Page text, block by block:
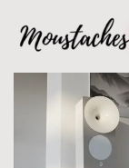
Avançar
para
conteúdo